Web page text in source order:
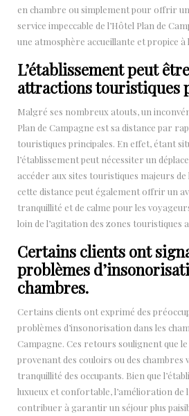
en chambre ou simplement pour offrir un
service impeccable de l’Hôtel Plan de
une atmosphère accueillante et propice à
L’établissement peut
attractions touristiques
Malgré ses nombreux atouts, un
Plan de Campagne est sa distance par
touristiques principales. En effet, étant
l’établissement peut nécessiter un
accéder aux sites touristiques majeurs
cette distance peut également offrir un
tranquillité et de calme pour les
loin de l’agitation des zones touristiques
Certains clients ont
problèmes
chambres.
Certains clients ont exprimé des
problèmes d’insonorisation dans les
Campagne. Ces retours soulignent que
provenant des couloirs ou des chambres
tranquillité des occupants. Bien que
luxueux et confortable, l’amélioration
contribuer à garantir un séjour plus